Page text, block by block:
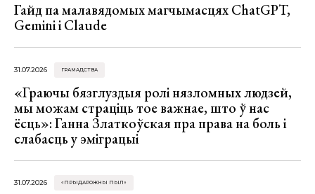
Гайд па малавядомых магчымасцях ChatGPT,
Gemini і Claude
31.07.2026 ГРАМАДСТВА
«Граючы бязглуздыя ролі нязломных людзей,
мы можам страціць тое важнае, што ў нас
ёсць»: Ганна Златкоўская пра права на боль і
слабасць у эміграцыі
31.07.2026 «ПРЫДАРОЖНЫ ПЫЛ»